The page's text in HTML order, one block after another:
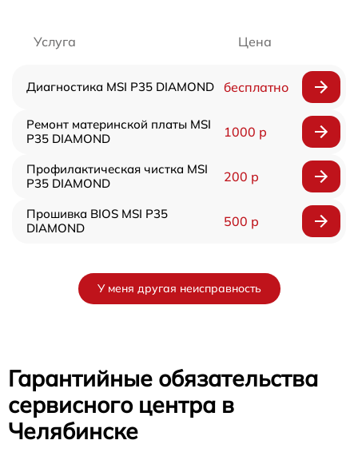
Услуга Цена
Диагностика MSI P35 DIAMOND бесплатно
Ремонт материнской платы MSI
P35 DIAMOND
1000 р
Профилактическая чистка MSI
P35 DIAMOND
200 р
Прошивка BIOS MSI P35
DIAMOND
500 р
У меня другая неисправность
Гарантийные обязательства
сервисного центра в
Челябинске